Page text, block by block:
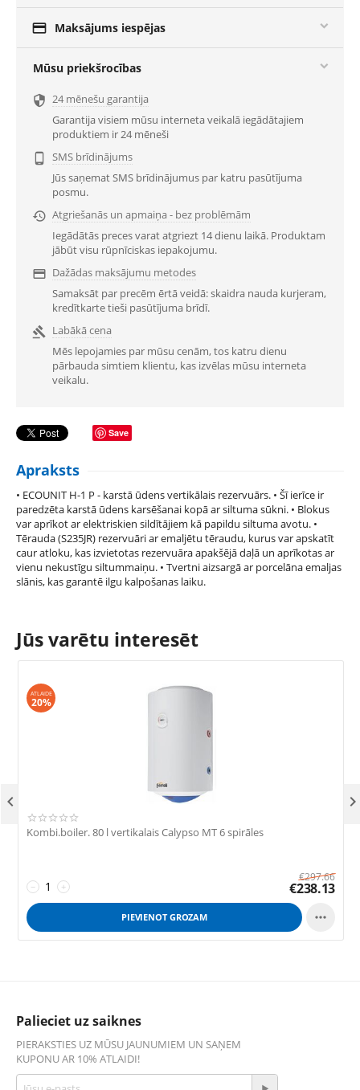
 Maksājums iespējas
Mūsu priekšrocības
 24 mēnešu garantija
Garantija visiem mūsu interneta veikalā iegādātajiem
produktiem ir 24 mēneši

SMS brīdinājums
Jūs saņemat SMS brīdinājumus par katru pasūtījuma
posmu.
 Atgriešanās un apmaiņa - bez problēmām
Iegādātās preces varat atgriezt 14 dienu laikā. Produktam
jābūt visu rūpnīciskas iepakojumu.
 Dažādas maksājumu metodes
Samaksāt par precēm ērtā veidā: skaidra nauda kurjeram,
kredītkarte tieši pasūtījuma brīdī.

Labākā cena
Mēs lepojamies par mūsu cenām, tos katru dienu
pārbauda simtiem klientu, kas izvēlas mūsu interneta
veikalu.
Save
Apraksts
• ECOUNIT H-1 P - karstā ūdens vertikālais rezervuārs. • Šī ierīce ir
paredzēta karstā ūdens karsēšanai kopā ar siltuma sūkni. • Blokus
var aprīkot ar elektriskien sildītājiem kā papildu siltuma avotu. •
Tērauda (S235JR) rezervuāri ar emaljētu tēraudu, kurus var apskatīt
caur atloku, kas izvietotas rezervuāra apakšējā daļā un aprīkotas ar
vienu nekustīgu siltummaiņu. • Tvertni aizsargā ar porcelāna emaljas
slānis, kas garantē ilgu kalpošanas laiku.
Jūs varētu interesēt
ATLAIDE
20%
Kombi.boiler. 80 l vertikalais Calypso MT 6 spirāles
+
−
€297.66
€238.13
PIEVIENOT GROZAM 

Palieciet uz saiknes
PIERAKSTIES UZ MŪSU JAUNUMIEM UN SAŅEM
KUPONU AR 10% ATLAIDI!